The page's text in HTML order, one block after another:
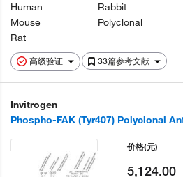
高级验证 33篇参考文献
Human
Mouse
Rat
Rabbit
Polyclonal
Invitrogen
Phospho-FAK (Tyr407) Polyclonal
价格(元)
5,124.00